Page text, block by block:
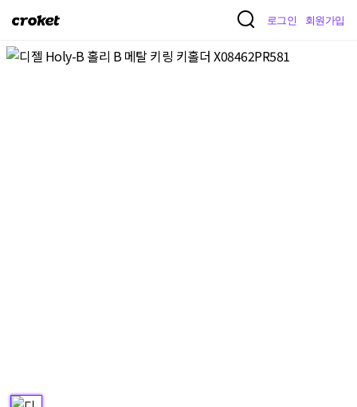
크
켓
로그인 회원가입